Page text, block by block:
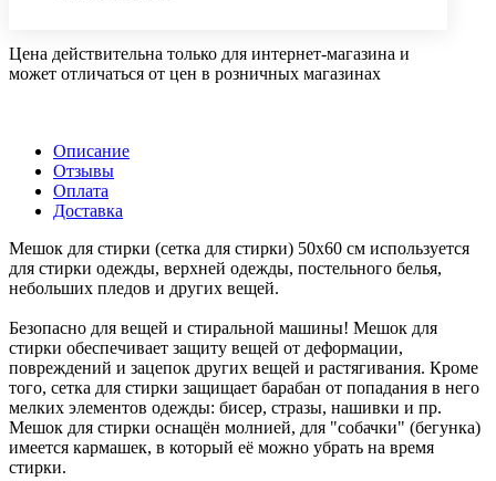
Цена действительна только для интернет-магазина и
может отличаться от цен в розничных магазинах
Описание
Отзывы
Оплата
Доставка
Мешок для стирки (сетка для стирки) 50х60 см используется
для стирки одежды, верхней одежды, постельного белья,
небольших пледов и других вещей.
Безопасно для вещей и стиральной машины! Мешок для
стирки обеспечивает защиту вещей от деформации,
повреждений и зацепок других вещей и растягивания. Кроме
того, сетка для стирки защищает барабан от попадания в него
мелких элементов одежды: бисер, стразы, нашивки и пр.
Мешок для стирки оснащён молнией, для "собачки" (бегунка)
имеется кармашек, в который её можно убрать на время
стирки.